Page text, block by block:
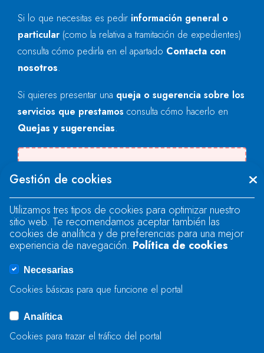
Si lo que necesitas es pedir información general o
particular (como la relativa a tramitación de expedientes)
consulta cómo pedirla en el apartado Contacta con
nosotros.
Si quieres presentar una queja o sugerencia sobre los
servicios que prestamos consulta cómo hacerlo en
Quejas y sugerencias.
"text".
Se produjo un error al cargar el campo
"text".
Se produjo un error al cargar el campo
ENVIAR
Gestión de cookies
Utilizamos tres tipos de cookies para optimizar nuestro
sitio web. Te recomendamos aceptar también las
cookies de analítica y de preferencias para una mejor
experiencia de navegación. Política de cookies
Necesarias
Cookies básicas para que funcione el portal
Analítica
Cookies para trazar el tráfico del portal